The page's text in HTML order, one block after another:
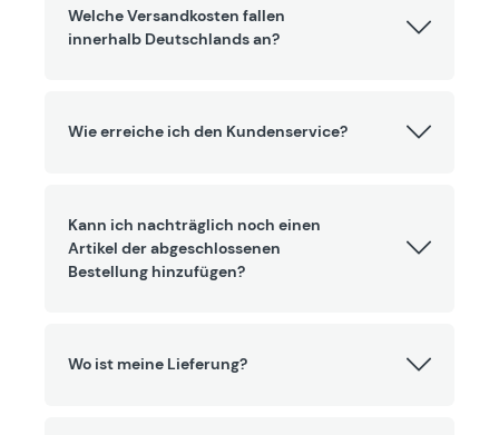
Welche Versandkosten fallen
innerhalb Deutschlands an?
Wie erreiche ich den Kundenservice?
Kann ich nachträglich noch einen
Artikel der abgeschlossenen
Bestellung hinzufügen?
Wo ist meine Lieferung?